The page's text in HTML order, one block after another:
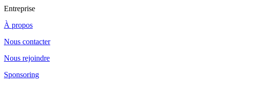
Entreprise
À propos
Nous contacter
Nous rejoindre
Sponsoring